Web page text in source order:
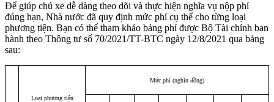
Để giúp chủ xe dễ dàng theo dõi và thực hiện nghĩa vụ nộp phí
đúng hạn, Nhà nước đã quy định mức phí cụ thể cho từng loại
phương tiện. Bạn có thể tham khảo bảng phí được Bộ Tài chính ban
hành theo Thông tư số 70/2021/TT-BTC ngày 12/8/2021 qua bảng
sau:
Loại phương tiện
Mức phí (nghìn đồng)